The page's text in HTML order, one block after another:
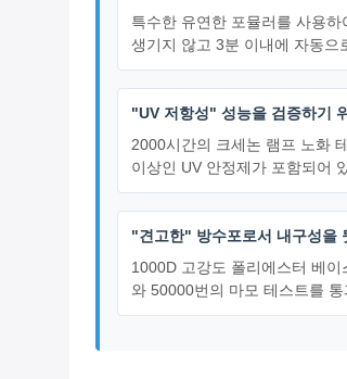
특수한 유연한 포뮬러를 사용
생기지 않고 3분 이내에 자동으
"UV 저항성" 성능을 검증하기
2000시간의 크세논 램프 노화
이상인 UV 안정제가 포함되어
"견고한" 방수포로서 내구성을
1000D 고강도 폴리에스터 베
와 50000번의 마모 테스트를